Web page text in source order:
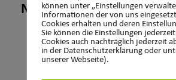
NEUIGKEIT
können unter „Einstellungen
Informationen der von uns
Cookies erhalten und deren
Sie können die Einstellungen
Cookies auch nachträglich jederzeit
in der Datenschutzerklärung oder
unserer Webseite).